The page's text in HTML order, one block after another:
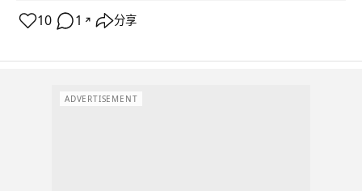
10 1 ↗ 分享
ADVERTISEMENT